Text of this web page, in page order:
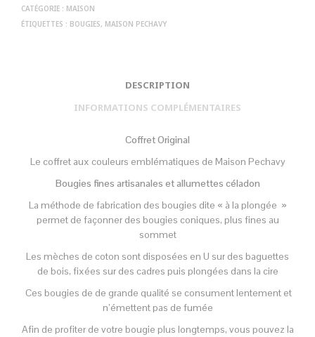
CATÉGORIE : MAISON
ÉTIQUETTES : BOUGIES, MAISON PECHAVY
DESCRIPTION
INFORMATIONS COMPLÉMENTAIRES
Coffret Original
Le coffret aux couleurs emblématiques de Maison Pechavy
Bougies fines artisanales et allumettes céladon
La méthode de fabrication des bougies dite « à la plongée »
permet de façonner des bougies coniques, plus fines au
sommet
Les mèches de coton sont disposées en U sur des baguettes
de bois, fixées sur des cadres puis plongées dans la cire
Ces bougies de de grande qualité se consument lentement et
n’émettent pas de fumée
Afin de profiter de votre bougie plus longtemps, vous pouvez la